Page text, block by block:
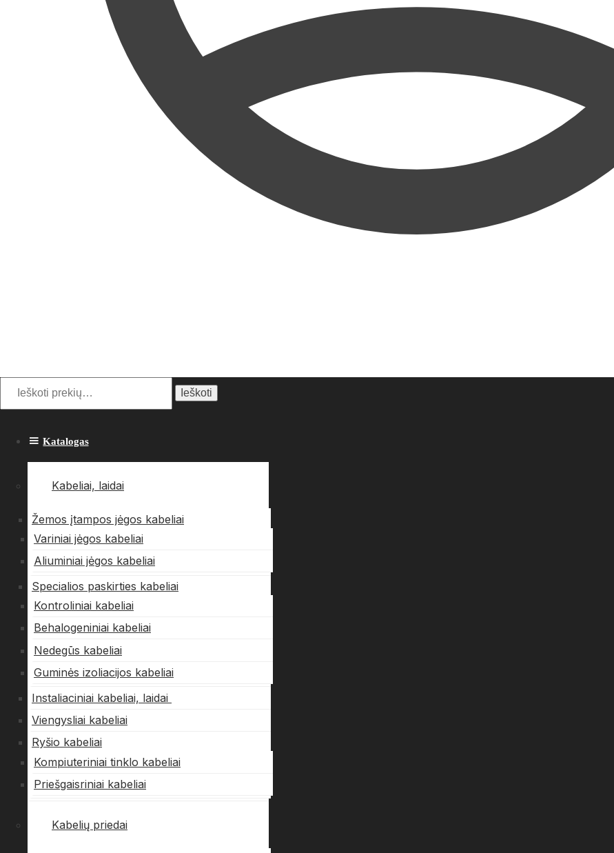
Ieškoti:
Ieškoti
Katalogas
Kabeliai, laidai
Žemos įtampos jėgos kabeliai
Variniai jėgos kabeliai
Aliuminiai jėgos kabeliai
Specialios paskirties kabeliai
Kontroliniai kabeliai
Behalogeniniai kabeliai
Nedegūs kabeliai
Guminės izoliacijos kabeliai
Instaliaciniai kabeliai, laidai
Viengysliai kabeliai
Ryšio kabeliai
Kompiuteriniai tinklo kabeliai
Priešgaisriniai kabeliai
Kabelių priedai